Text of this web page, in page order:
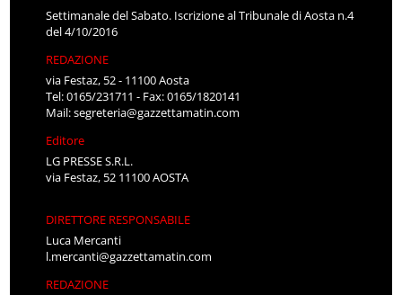
Settimanale del Sabato. Iscrizione al Tribunale di Aosta n.4
del 4/10/2016
REDAZIONE
via Festaz, 52 - 11100 Aosta
Tel: 0165/231711 - Fax: 0165/1820141
Mail:segreteria@gazzettamatin.com
Editore
LG PRESSE S.R.L.
via Festaz, 52 11100 AOSTA
DIRETTORE RESPONSABILE
Luca Mercanti
l.mercanti@gazzettamatin.com
REDAZIONE